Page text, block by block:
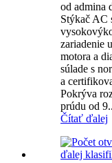
od admina
Stýkač
zariadenie
motora a
súlade s
a
Pokrýva
prúdu od
Čítať ďalej